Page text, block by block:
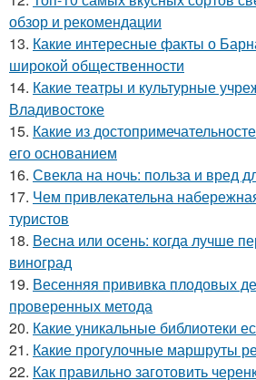
обзор и рекомендации
13. Какие интересные факты о
широкой общественности
14. Какие театры и культурные
Владивостоке
15. Какие из
его основанием
16. Свекла на ночь: польза и вред
17. Чем привлекательна
туристов
18. Весна или осень: когда лучше
виноград
19. Весенняя прививка плодовых
проверенных метода
20. Какие уникальные библиотеки
21. Какие прогулочные маршруты
22. Как правильно заготовить